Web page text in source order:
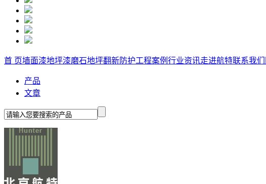
首 页墙面漆地坪漆磨石地坪翻新防护工程案例 行业资讯走进航特联系我们
产品
文章